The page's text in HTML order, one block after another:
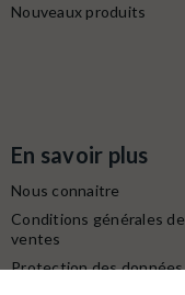
Nouveaux produits
En savoir plus
Nous connaitre
Conditions générales de
ventes
Protection des données